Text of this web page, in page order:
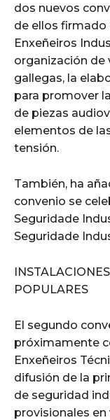
dos nuevos
de ellos firmado
Enxeñeiros
organización de
gallegas, la
para promover
de piezas
elementos de
tensión.
También, ha
convenio se
Seguridade
Seguridade
POPULARES
El segundo
próximamente
Enxeñeiros
difusión de la
de seguridad
provisionales